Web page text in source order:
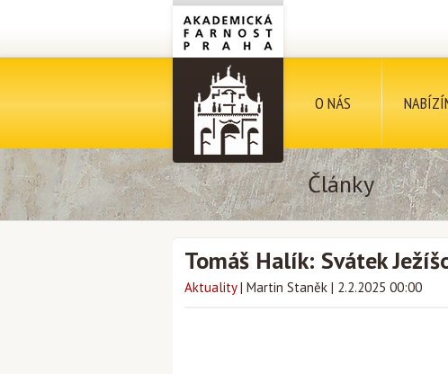
O NÁS
Články
Tomáš Halík: Svátek
Aktuality | Martin Staněk | 2.2.2025 00:00